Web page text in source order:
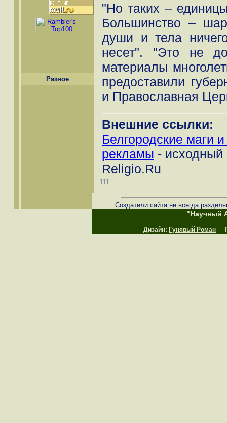
Разное
"Но таких –
Большинство –
души и тела
несет". "Это не
материалы
предоставили
и Православная
Внешние ссылки:
Белгородские маги
рекламы - исходный
Religio.Ru
111
Создатели сайта не всегда
"Научный
Дизайн: Гунявый Роман